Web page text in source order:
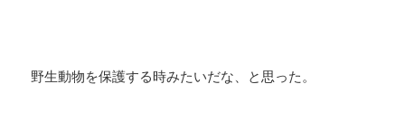
野生動物を保護する時みたいだな、と思った。